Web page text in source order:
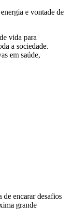
e vontade de
vida para
a sociedade.
em saúde,
de encarar desafios
grande